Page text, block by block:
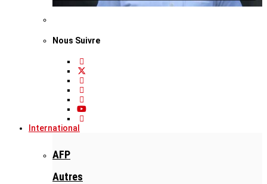
Nous Suivre
International
AFP
Autres